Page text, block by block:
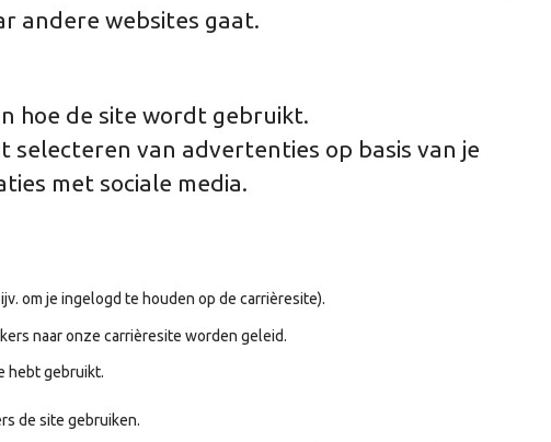
andere websites gaat.
hoe de site wordt gebruikt.
van advertenties op basis van je
met sociale media.
om je ingelogd te houden op de carrièresite).
naar onze carrièresite worden geleid.
hebt gebruikt.
de site gebruiken.